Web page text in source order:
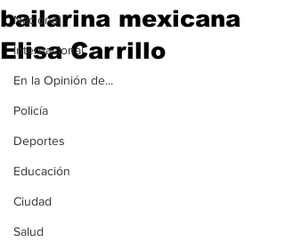
Nacional
Internacional
En la Opinión de...
Policía
Deportes
Educación
Ciudad
Salud
bailarina mexicana
Elisa Carrillo